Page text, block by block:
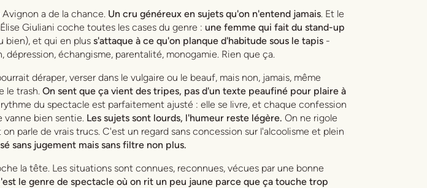
a de la chance. Un cru généreux en sujets qu'on n'entend jamais. Et le
Giuliani coche toutes les cases du genre : une femme qui fait du stand-up
bien), et qui en plus s'attaque à ce qu'on planque d'habitude sous le tapis -
dépression, échangisme, parentalité, monogamie. Rien que ça.
déraper, verser dans le vulgaire ou le beauf, mais non, jamais, même
le trash. On sent que ça vient des tripes, pas d'un texte peaufiné pour plaire à
rythme du spectacle est parfaitement ajusté : elle se livre, et chaque confession
vanne bien sentie. Les sujets sont lourds, l'humeur reste légère. On ne rigole
parle de vrais trucs. C'est un regard sans concession sur l'alcoolisme et plein
sans jugement mais sans filtre non plus.
la tête. Les situations sont connues, reconnues, vécues par une bonne
le genre de spectacle où on rit un peu jaune parce que ça touche trop